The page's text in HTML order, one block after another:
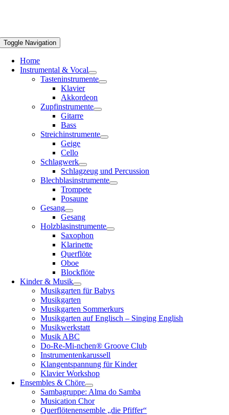
Toggle Navigation
Home
Instrumental & Vocal
Tasteninstrumente
Klavier
Akkordeon
Zupfinstrumente
Gitarre
Bass
Streichinstrumente
Geige
Cello
Schlagwerk
Schlagzeug und Percussion
Blechblasinstrumente
Trompete
Posaune
Gesang
Gesang
Holzblasinstrumente
Saxophon
Klarinette
Querflöte
Oboe
Blockflöte
Kinder & Musik
Musikgarten für Babys
Musikgarten
Musikgarten Sommerkurs
Musikgarten auf Englisch – Singing English
Musikwerkstatt
Musik ABC
Do-Re-Mi-nchen® Groove Club
Instrumentenkarussell
Klangentspannung für Kinder
Klavier Workshop
Ensembles & Chöre
Sambagruppe: Alma do Samba
Musication Chor
Querflötenensemble „die Pfiffer“